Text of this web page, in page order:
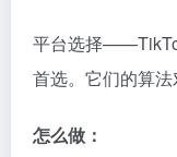
平台选择
首选。它们的算法
怎么做：